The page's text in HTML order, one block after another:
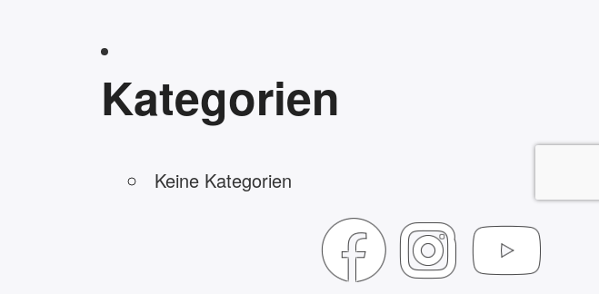
Kategorien
Keine Kategorien